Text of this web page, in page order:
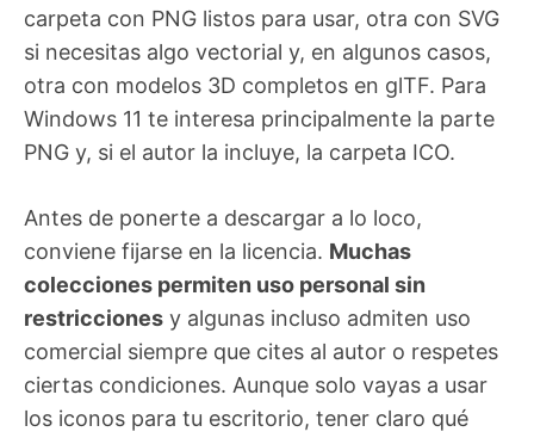
carpeta con PNG listos para usar, otra con SVG
si necesitas algo vectorial y, en algunos casos,
otra con modelos 3D completos en glTF. Para
Windows 11 te interesa principalmente la parte
PNG y, si el autor la incluye, la carpeta ICO.
Antes de ponerte a descargar a lo loco,
conviene fijarse en la licencia. Muchas
colecciones permiten uso personal sin
restricciones y algunas incluso admiten uso
comercial siempre que cites al autor o respetes
ciertas condiciones. Aunque solo vayas a usar
los iconos para tu escritorio, tener claro qué